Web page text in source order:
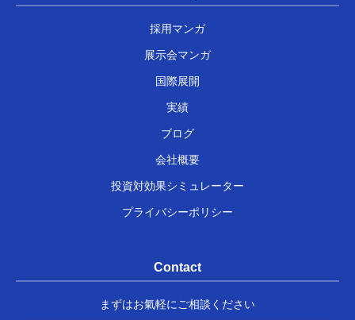
採用マンガ
展示会マンガ
国際展開
実績
ブログ
会社概要
投資対効果シミュレーター
プライバシーポリシー
Contact
まずはお氣軽にご相談ください